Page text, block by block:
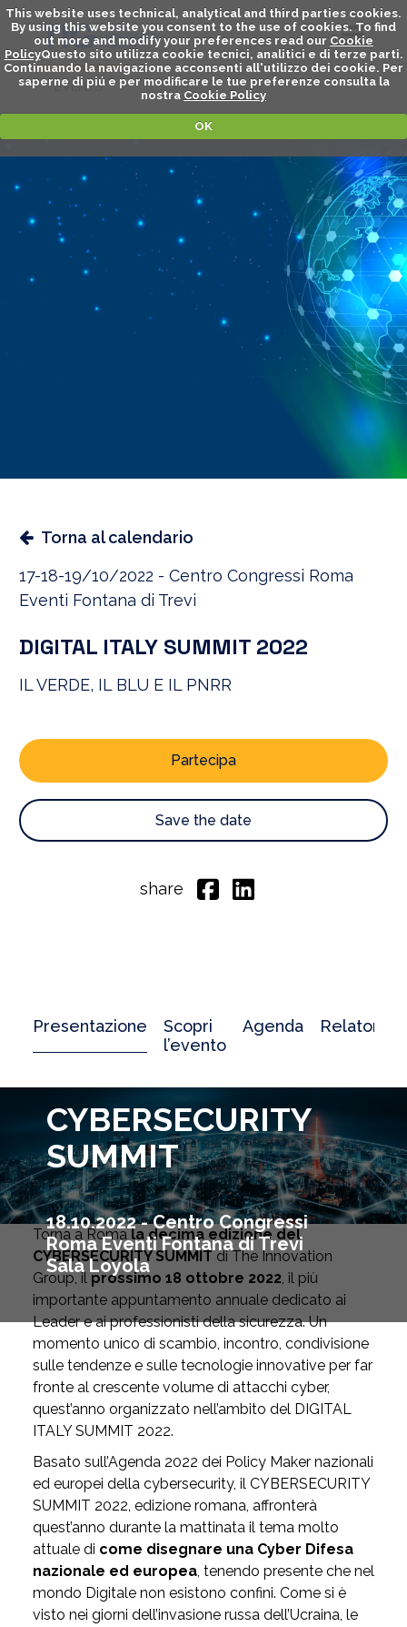
This website uses technical, analytical and third parties cookies.
By using this website you consent to the use of cookies. To find
out more and modify your preferences read our Cookie
PolicyQuesto sito utilizza cookie tecnici, analitici e di terze parti.
Continuando la navigazione acconsenti all'utilizzo dei cookie. Per
saperne di piú e per modificare le tue preferenze consulta la
nostra Cookie Policy
OK
EVENTS
Torna al calendario
17-18-19/10/2022 - Centro Congressi Roma
Eventi Fontana di Trevi
DIGITAL ITALY SUMMIT 2022
IL VERDE, IL BLU E IL PNRR
Partecipa
Save the date
share
Presentazione
Scopri
l’evento
Agenda Relatori
CYBERSECURITY
SUMMIT
18.10.2022 - Centro Congressi
Roma Eventi Fontana di Trevi
Sala Loyola
Torna a Roma la decima edizione del
CYBERSECURITY SUMMIT di The Innovation
Group, il prossimo 18 ottobre 2022, il più
importante appuntamento annuale dedicato ai
Leader e ai professionisti della sicurezza. Un
momento unico di scambio, incontro, condivisione
sulle tendenze e sulle tecnologie innovative per far
fronte al crescente volume di attacchi cyber,
quest’anno organizzato nell’ambito del DIGITAL
ITALY SUMMIT 2022.
Basato sull’Agenda 2022 dei Policy Maker nazionali
ed europei della cybersecurity, il CYBERSECURITY
SUMMIT 2022, edizione romana, affronterà
quest’anno durante la mattinata il tema molto
attuale di come disegnare una Cyber Difesa
nazionale ed europea, tenendo presente che nel
mondo Digitale non esistono confini. Come si è
visto nei giorni dell’invasione russa dell’Ucraina, le